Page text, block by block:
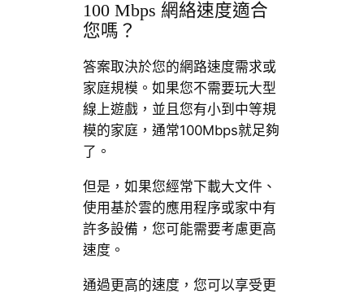
100 Mbps 網絡速度適合
您嗎？
答案取決於您的網路速度需求或
家庭規模。如果您不需要玩大型
線上遊戲，並且您有小到中等規
模的家庭，通常100Mbps就足夠
了。
但是，如果您經常下載大文件、
使用基於雲的應用程序或家中有
許多設備，您可能需要考慮更高
速度。
通過更高的速度，您可以享受更